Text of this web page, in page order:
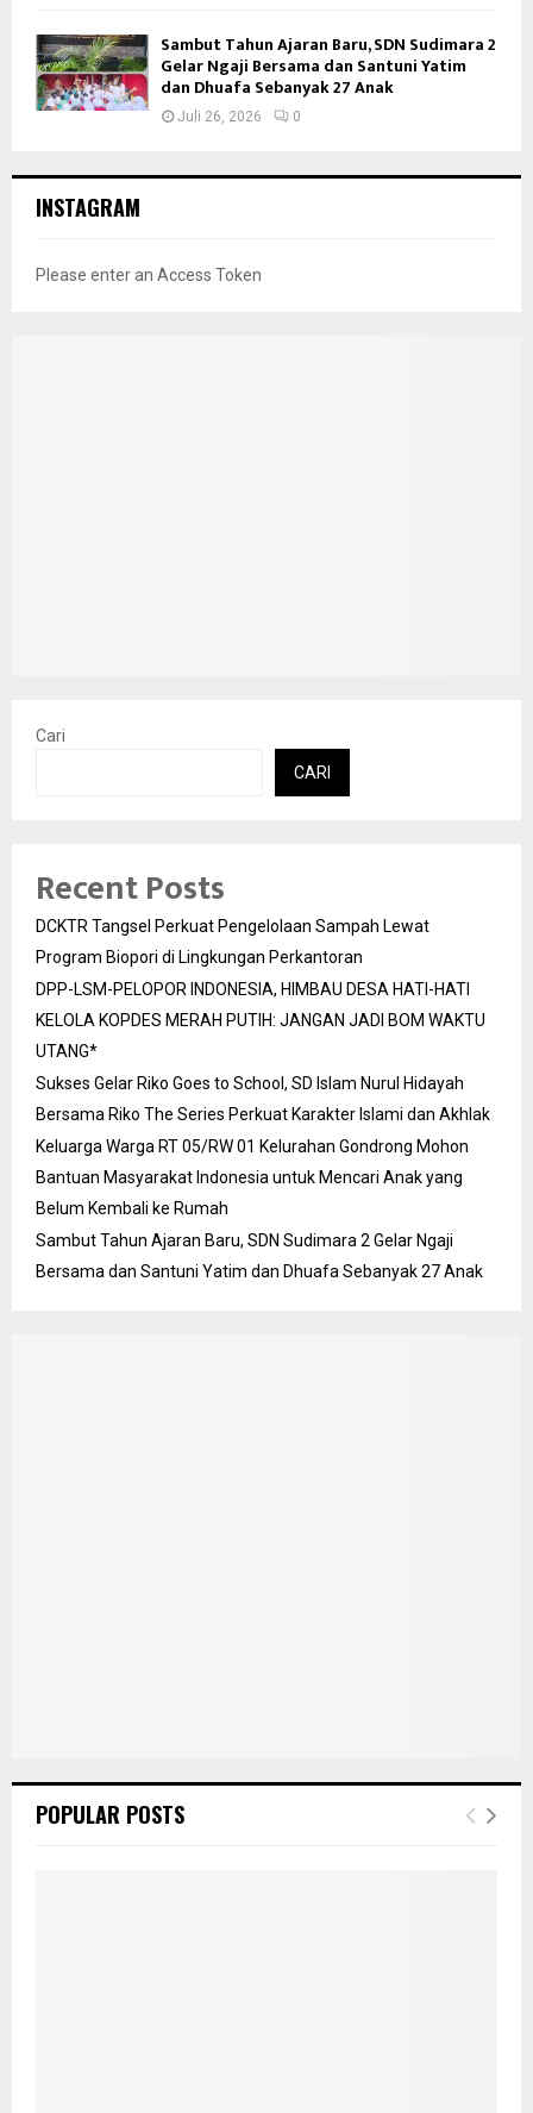
Sambut Tahun Ajaran Baru, SDN Sudimara 2
Gelar Ngaji Bersama dan Santuni Yatim
dan Dhuafa Sebanyak 27 Anak
Juli 26, 2026 0
INSTAGRAM
Please enter an Access Token
Cari
CARI
Recent Posts
DCKTR Tangsel Perkuat Pengelolaan Sampah Lewat
Program Biopori di Lingkungan Perkantoran
DPP-LSM-PELOPOR INDONESIA, HIMBAU DESA HATI-HATI
KELOLA KOPDES MERAH PUTIH: JANGAN JADI BOM WAKTU
UTANG*
Sukses Gelar Riko Goes to School, SD Islam Nurul Hidayah
Bersama Riko The Series Perkuat Karakter Islami dan Akhlak
Keluarga Warga RT 05/RW 01 Kelurahan Gondrong Mohon
Bantuan Masyarakat Indonesia untuk Mencari Anak yang
Belum Kembali ke Rumah
Sambut Tahun Ajaran Baru, SDN Sudimara 2 Gelar Ngaji
Bersama dan Santuni Yatim dan Dhuafa Sebanyak 27 Anak
POPULAR POSTS